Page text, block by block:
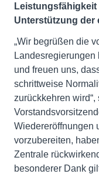
Unterstützung der
„Wir begrüßen die
und freuen uns,
schrittweise
zurückkehren wird“,
Wiedereröffnungen
vorzubereiten,
Zentrale
besonderer Dank